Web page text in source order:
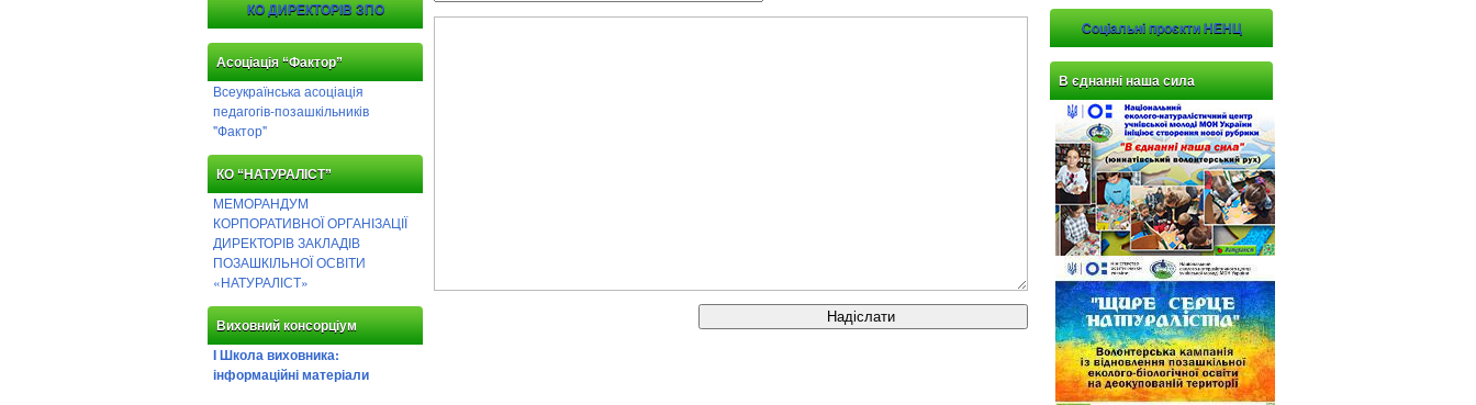
КО ДИРЕКТОРІВ ЗПО
Асоціація “Фактор”
Всеукраїнська асоціація
педагогів-позашкільників
"Фактор"
КО “НАТУРАЛІСТ”
МЕМОРАНДУМ
КОРПОРАТИВНОЇ ОРГАНІЗАЦІЇ
ДИРЕКТОРІВ ЗАКЛАДІВ
ПОЗАШКІЛЬНОЇ ОСВІТИ
«НАТУРАЛІСТ»
Виховний консорціум
І Школа виховника:
інформаційні матеріали
Соціальні проєкти НЕНЦ
В єднанні наша сила